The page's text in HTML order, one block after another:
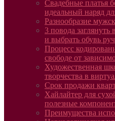
Свадебные платья
идеальный наряд
Разнообразие
3 повода
и выбрать обувь
Процесс
свободе от
Художественная
творчества в
Срок продажи
Хайлайтер для
полезные
Преимущества